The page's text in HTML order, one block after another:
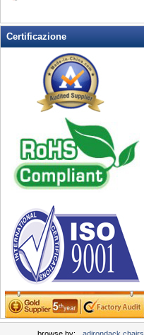
Rocking Chairs all'aperto
Sedia pieghevole
Sedie patio esterno
Tavoli da picnic
Tempo libero Tabella
Wicker Patio Mobili
Woodard Mobili
Certificazione